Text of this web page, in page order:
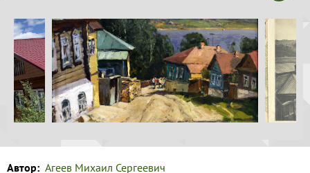
Автор: Агеев Михаил Сергеевич
Лето
Осень
Коллекция
музея
1